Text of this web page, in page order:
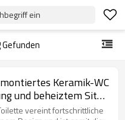
ein
Gefunden
Keramik-WC
und beheiztem Sitz
für Hotels und
vereint fortschrittliche